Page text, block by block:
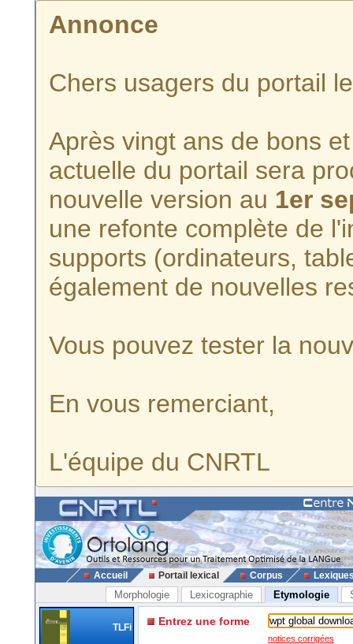
Annonce
Chers usagers du portail
Après vingt ans de bons
actuelle du portail sera
nouvelle version au 1er
une refonte complète de
supports (ordinateurs,
également de nouvelles
Vous pouvez tester la
En vous remerciant,
L'équipe du CNRTL
Accueil Portail lexical Corpus
Morphologie Lexicographie Etymologie
TLFi Entrez une forme
notices corrigées